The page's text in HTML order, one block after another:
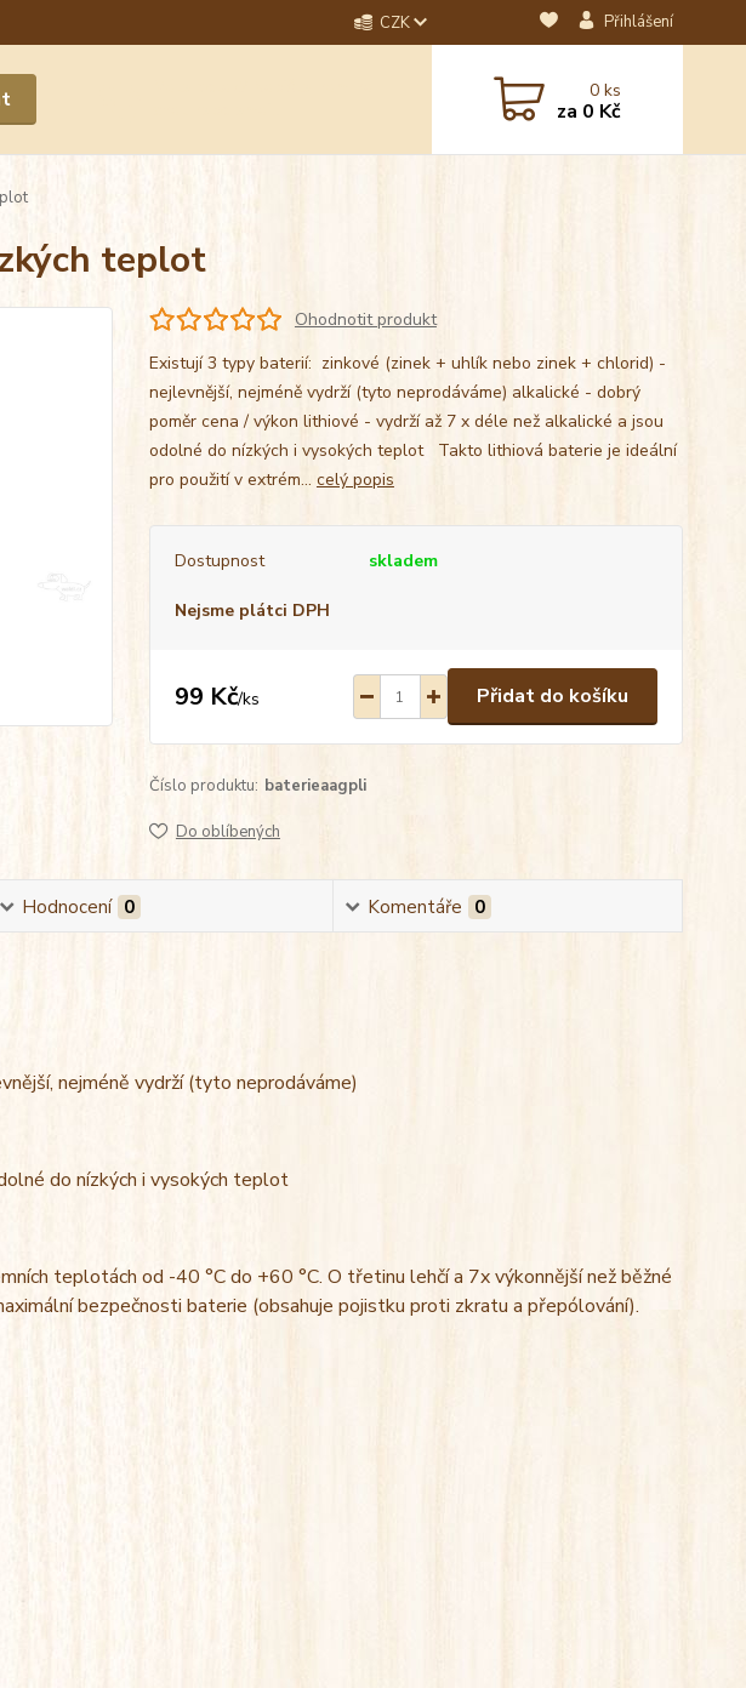
CZK Přihlášení
0ks
za 0 Kč
teplot
Ohodnotit produkt
Existují 3 typy baterií: zinkové (zinek + uhlík nebo zinek + chlorid) -
nejlevnější, nejméně vydrží (tyto neprodáváme) alkalické - dobrý
poměr cena / výkon lithiové - vydrží až 7 x déle než alkalické a jsou
odolné do nízkých i vysokých teplot Takto lithiová baterie je ideální
pro použití v extrém... celý popis
Dostupnost skladem
Nejsme plátci DPH
99 Kč/ks Přidat do košíku
Číslo produktu: baterieaagpli
Do oblíbených
Hodnocení 0 Komentáře 0
nejméně vydrží (tyto neprodáváme)
do nízkých i vysokých teplot
teplotách od -40 °C do +60 °C. O třetinu lehčí a 7x výkonnější než běžné
bezpečnosti baterie (obsahuje pojistku proti zkratu a přepólování).